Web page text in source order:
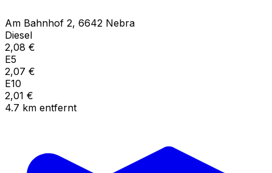
Am Bahnhof 2, 6642 Nebra
Diesel
2,08 €
E5
2,07 €
E10
2,01 €
4.7 km entfernt